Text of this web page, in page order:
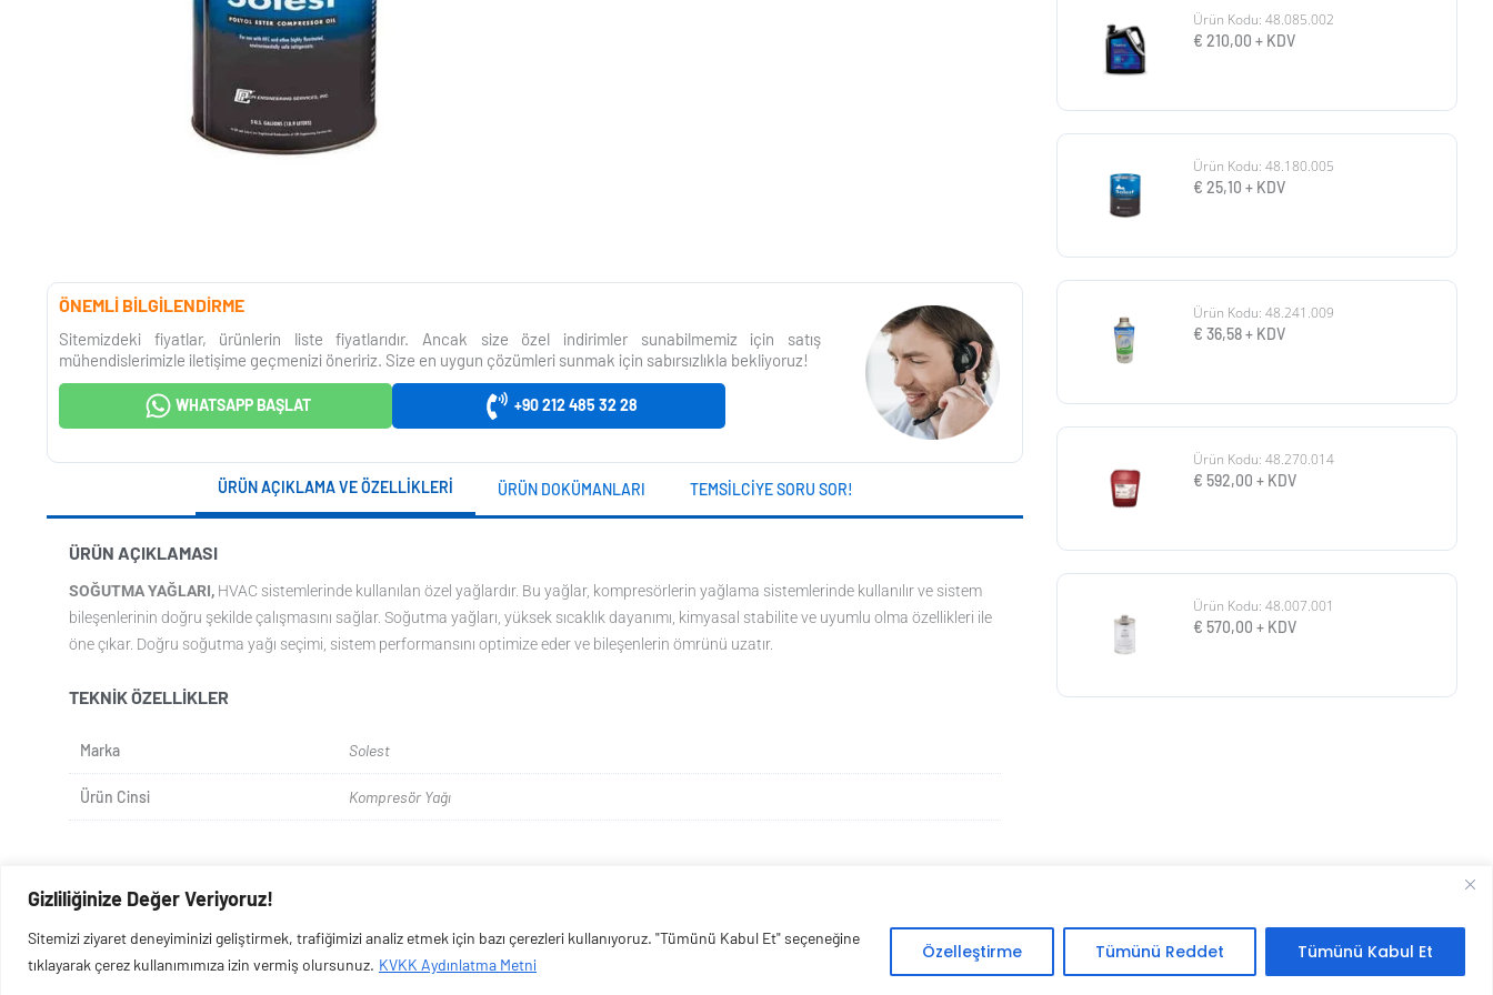
Gizliliğinize Değer Veriyoruz!
Sitemizi ziyaret deneyiminizi geliştirmek, trafiğimizi analiz etmek için bazı çerezleri kullanıyoruz. "Tümünü Kabul Et" seçeneğine
tıklayarak çerez kullanımımıza izin vermiş olursunuz. KVKK Aydınlatma Metni
Özelleştirme Tümünü Reddet Tümünü Kabul Et
ÖNEMLİ BİLGİLENDİRME
Sitemizdeki fiyatlar, ürünlerin liste fiyatlarıdır. Ancak size özel indirimler sunabilmemiz için satış
mühendislerimizle iletişime geçmenizi öneririz. Size en uygun çözümleri sunmak için sabırsızlıkla bekliyoruz!
WHATSAPP BAŞLAT +90 212 485 32 28
ÜRÜN AÇIKLAMA VE ÖZELLIKLERI ÜRÜN DOKÜMANLARI TEMSILCIYE SORU SOR!
ÜRÜN AÇIKLAMASI
SOĞUTMA YAĞLARI, HVAC sistemlerinde kullanılan özel yağlardır. Bu yağlar, kompresörlerin yağlama sistemlerinde kullanılır ve sistem
bileşenlerinin doğru şekilde çalışmasını sağlar. Soğutma yağları, yüksek sıcaklık dayanımı, kimyasal stabilite ve uyumlu olma özellikleri ile
öne çıkar. Doğru soğutma yağı seçimi, sistem performansını optimize eder ve bileşenlerin ömrünü uzatır.
TEKNIK ÖZELLIKLER
Marka Solest
Ürün Cinsi Kompresör Yağı
Ürün Kodu: 48.085.002
€ 210,00 + KDV
Ürün Kodu: 48.180.005
€ 25,10 + KDV
Ürün Kodu: 48.241.009
€ 36,58+ KDV
Ürün Kodu: 48.270.014
€ 592,00 + KDV
Ürün Kodu: 48.007.001
€ 570,00 + KDV
Copyright © 2026 Esen Isıtma Soğutma İnşaat Ltd Şti | Tüm Hakları Saklıdır.